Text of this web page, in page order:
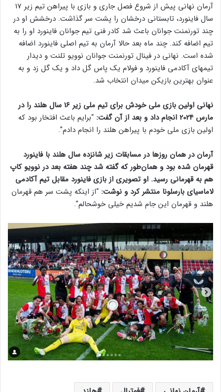
آرمان نهانی پیش از شروع فصل جاری و بازی با پیراهن تیم زیر 17
‏سال فاینورد، تابستانی درخشان را پشت سر گذاشت. درخشش او در
‏چند تورنمنت جوانان باعث شد کادر فنی تیم جوانان فاینورد او را به
تیم ‏اضافه کند. چند ماه بعد حالا آرمان به تیم اصلی فاینورد اضافه
شده است. نهانی در ‏فینال تورنمنت جوانان نوویو تلنت و دیدار
تیمهای آکادمی فاینورد و ‏فولام یک پاس گل داد و یک گل زد و به
عنوان بهترین بازیکن میدان ‏انتخاب شد. ‏
نهانی اولین بازی ملی خودش برای تیم ملی زیر 16 سال هلند را در
مارس 2024 ‏انجام داد و بعد از آن گفت:
“برایم باعث افتخار بود که
اولین بازی ‏ملی‌ خودم با پیراهن هلند را انجام دادم”. ‏
آرمان در همان روزها در مسابقات زیر شانزده سال هلند با فاینورد
‏قهرمان شده بود و همان‌طور که گفته شد چند هفته بعد در نوویو ‏کاپ
هم به قهرمانی رسید. او تصویری از بازی فاینورد مقابل تیم ‏آکادمی
لاماسیای بارسلونا منتشر کرد و نوشت: “از اینکه پشت سر ‏هم قهرمان
هلند و قهرمان این جام شدیم خیلی خوشحالم”. ‏